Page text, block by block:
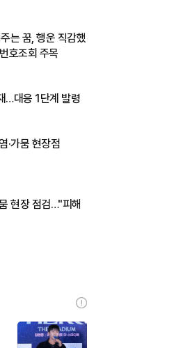
는 꿈, 행운 직감했
호조회 주목
…대응 1단계 발령
·가뭄 현장점
현장 점검…"피해